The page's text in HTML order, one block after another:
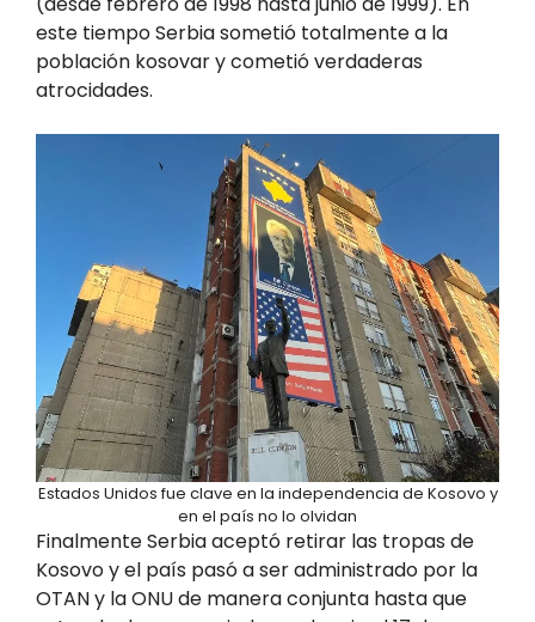
este tiempo Serbia sometió totalmente a la
población kosovar y cometió verdaderas
atrocidades.
Estados Unidos fue clave en la independencia de Kosovo y
en el país no lo olvidan
Finalmente Serbia aceptó retirar las tropas de
Kosovo y el país pasó a ser administrado por la
OTAN y la ONU de manera conjunta hasta que